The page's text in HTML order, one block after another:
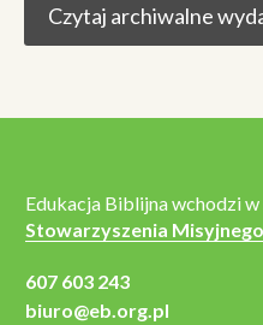
Czytaj archiwalne
Edukacja Biblijna wchodzi w
Stowarzyszenia Misyjnego
607 603 243
biuro@eb.org.pl